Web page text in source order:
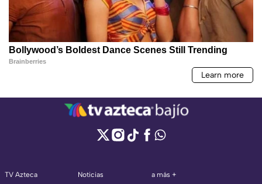
TV Azteca
Noticias
a más +